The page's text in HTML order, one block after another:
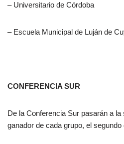
– Universitario de Córdoba
– Escuela Municipal de Luján de
CONFERENCIA SUR
De la Conferencia Sur pasarán a la
ganador de cada grupo, el segundo